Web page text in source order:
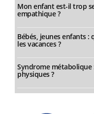
Mon enfant est-il trop
empathique ?
Bébés, jeunes enfants
les vacances ?
Syndrome métabolique
physiques ?